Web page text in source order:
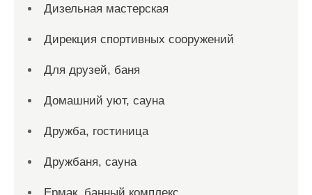
Дизельная мастерская
Дирекция спортивных сооружений
Для друзей, баня
Домашний уют, сауна
Дружба, гостиница
Дружбаня, сауна